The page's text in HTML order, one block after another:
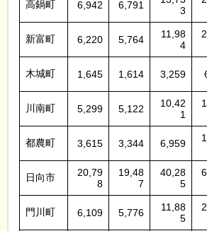
高鍋町 6,942 6,791
3
新富町 6,220 5,764
11,98
4
木城町 1,645 1,614 3,259
川南町 5,299 5,122
10,42
1
都農町 3,615 3,344 6,959
日向市
20,79
8
19,48
7
40,28
5
門川町 6,109 5,776
11,88
5